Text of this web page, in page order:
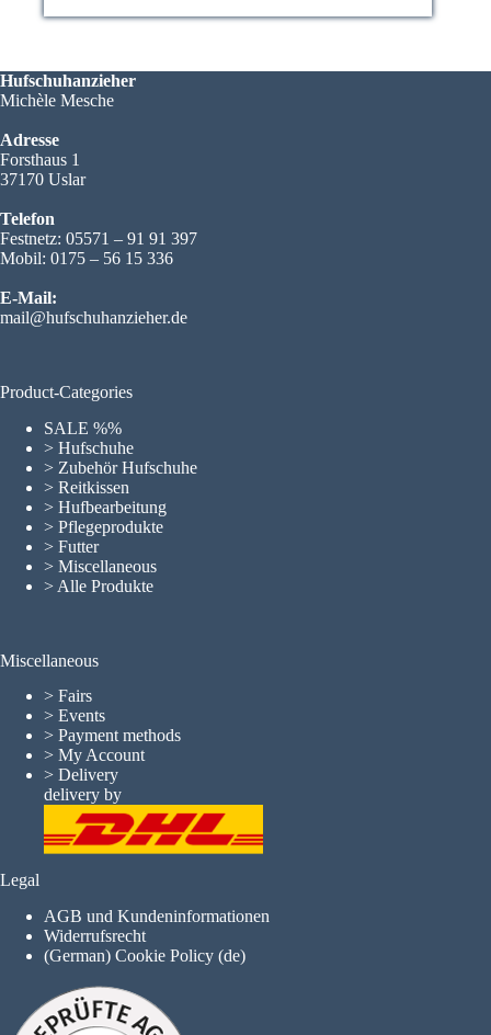
Hufschuhanzieher
Michèle Mesche
Adresse
Forsthaus 1
37170 Uslar
Telefon
Festnetz: 05571 – 91 91 397
Mobil: 0175 – 56 15 336
E-Mail:
mail@hufschuhanzieher.de
Product-Categories
SALE %%
> Hufschuhe
> Zubehör Hufschuhe
> Reitkissen
> Hufbearbeitung
> Pflegeprodukte
> Futter
> Miscellaneous
> Alle Produkte
Miscellaneous
> Fairs
> Events
> Payment methods
> My Account
> Delivery
delivery by
Legal
AGB und Kundeninformationen
Widerrufsrecht
(German) Cookie Policy (de)